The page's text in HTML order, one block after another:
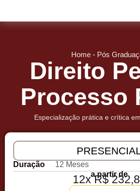
Home - Pós
Direito
Processo
Especialização prática e crítica
Duração
12 Meses
a partir de
12x R$